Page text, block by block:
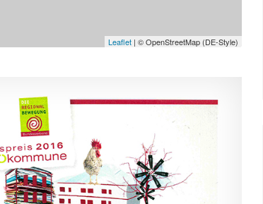
Leaflet| © OpenStreetMap (DE-Style)